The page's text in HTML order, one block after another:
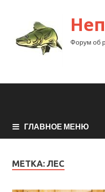
Форум об
ГЛАВНОЕ МЕНЮ
МЕТКА: ЛЕС